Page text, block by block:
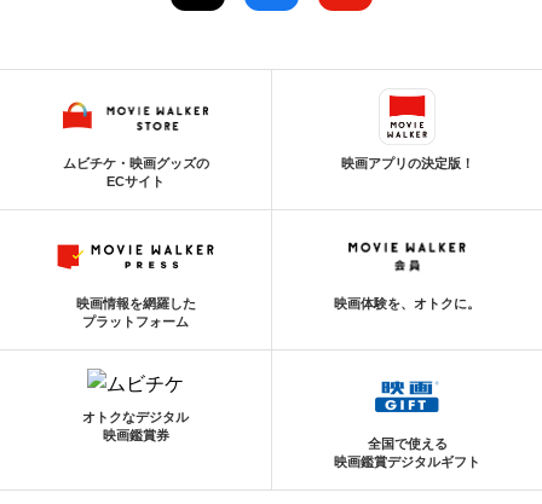
ムビチケ・映画グッズの
ECサイト
映画アプリの決定版！
映画情報を網羅した
プラットフォーム
映画体験を、オトクに。
オトクなデジタル
映画鑑賞券
全国で使える
映画鑑賞デジタルギフト